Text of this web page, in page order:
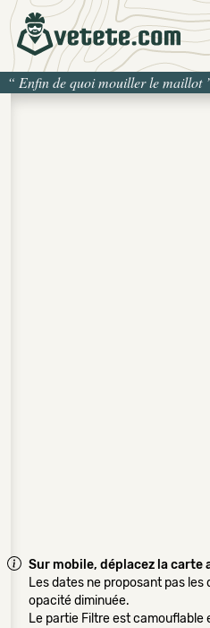
“ Enfin de quoi mouiller le maillot
Sur mobile, déplacez la carte
Les dates ne proposant pas
opacité diminuée.
Le partie Filtre est